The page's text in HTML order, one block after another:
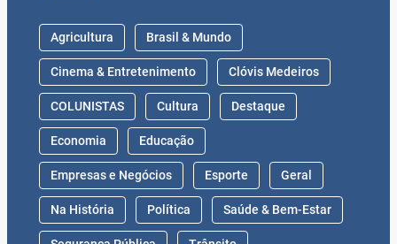
Agricultura Brasil & Mundo
Cinema & Entretenimento Clóvis Medeiros
COLUNISTAS Cultura Destaque
Economia Educação
Empresas e Negócios Esporte Geral
Na História Política Saúde & Bem-Estar